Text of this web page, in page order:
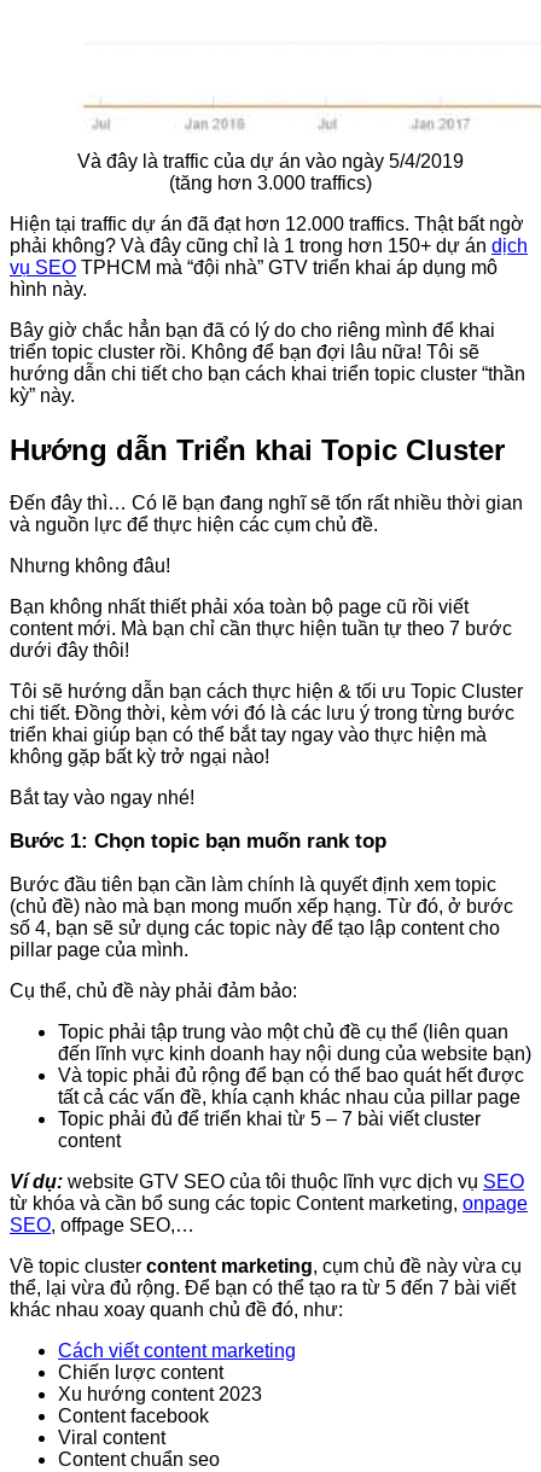
Và đây là traffic của dự án vào ngày 5/4/2019
(tăng hơn 3.000 traffics)
Hiện tại traffic dự án đã đạt hơn 12.000 traffics. Thật bất ngờ
phải không? Và đây cũng chỉ là 1 trong hơn 150+ dự án dịch
vụ SEO TPHCM mà “đội nhà” GTV triển khai áp dụng mô
hình này.
Bây giờ chắc hẳn bạn đã có lý do cho riêng mình để khai
triển topic cluster rồi. Không để bạn đợi lâu nữa! Tôi sẽ
hướng dẫn chi tiết cho bạn cách khai triển topic cluster “thần
kỳ” này.
Hướng dẫn Triển khai Topic Cluster
Đến đây thì… Có lẽ bạn đang nghĩ sẽ tốn rất nhiều thời gian
và nguồn lực để thực hiện các cụm chủ đề.
Nhưng không đâu!
Bạn không nhất thiết phải xóa toàn bộ page cũ rồi viết
content mới. Mà bạn chỉ cần thực hiện tuần tự theo 7 bước
dưới đây thôi!
Tôi sẽ hướng dẫn bạn cách thực hiện & tối ưu Topic Cluster
chi tiết. Đồng thời, kèm với đó là các lưu ý trong từng bước
triển khai giúp bạn có thể bắt tay ngay vào thực hiện mà
không gặp bất kỳ trở ngại nào!
Bắt tay vào ngay nhé!
Bước 1: Chọn topic bạn muốn rank top
Bước đầu tiên bạn cần làm chính là quyết định xem topic
(chủ đề) nào mà bạn mong muốn xếp hạng. Từ đó, ở bước
số 4, bạn sẽ sử dụng các topic này để tạo lập content cho
pillar page của mình.
Cụ thể, chủ đề này phải đảm bảo:
Topic phải tập trung vào một chủ đề cụ thể (liên quan
đến lĩnh vực kinh doanh hay nội dung của website bạn)
Và topic phải đủ rộng để bạn có thể bao quát hết được
tất cả các vấn đề, khía cạnh khác nhau của pillar page
Topic phải đủ để triển khai từ 5 – 7 bài viết cluster
content
Ví dụ: website GTV SEO của tôi thuộc lĩnh vực dịch vụ SEO
từ khóa và cần bổ sung các topic Content marketing, onpage
SEO, offpage SEO,…
Về topic cluster content marketing, cụm chủ đề này vừa cụ
thể, lại vừa đủ rộng. Để bạn có thể tạo ra từ 5 đến 7 bài viết
khác nhau xoay quanh chủ đề đó, như:
Cách viết content marketing
Chiến lược content
Xu hướng content 2023
Content facebook
Viral content
Content chuẩn seo